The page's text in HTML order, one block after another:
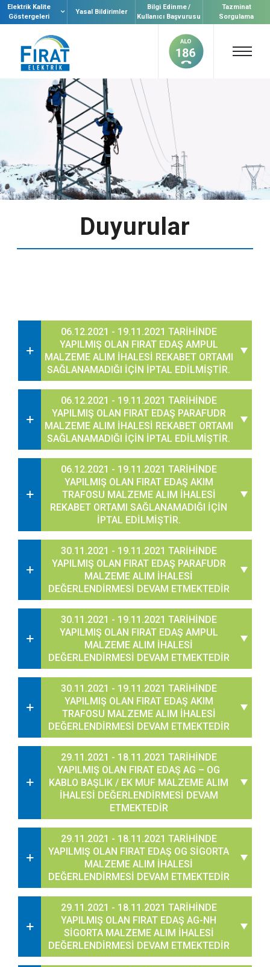
Elektrik Kalite
Göstergeleri
Yasal Bildirimler
Bilgi Edinme /
Kullanıcı Başvurusu
Tazminat
Sorgulama
Duyurular
06.12.2021 - 19.11.2021 TARİHİNDE
YAPILMIŞ OLAN FIRAT EDAŞ AMPUL
MALZEME ALIM İHALESİ REKABET ORTAMI
SAĞLANAMADIĞI İÇİN İPTAL EDİLMİŞTİR.
06.12.2021 - 19.11.2021 TARİHİNDE
YAPILMIŞ OLAN FIRAT EDAŞ PARAFUDR
MALZEME ALIM İHALESİ REKABET ORTAMI
SAĞLANAMADIĞI İÇİN İPTAL EDİLMİŞTİR.
06.12.2021 - 19.11.2021 TARİHİNDE
YAPILMIŞ OLAN FIRAT EDAŞ AKIM
TRAFOSU MALZEME ALIM İHALESİ
REKABET ORTAMI SAĞLANAMADIĞI İÇİN
İPTAL EDİLMİŞTİR.
30.11.2021 - 19.11.2021 TARİHİNDE
YAPILMIŞ OLAN FIRAT EDAŞ PARAFUDR
MALZEME ALIM İHALESİ
DEĞERLENDİRMESİ DEVAM ETMEKTEDİR
30.11.2021 - 19.11.2021 TARİHİNDE
YAPILMIŞ OLAN FIRAT EDAŞ AMPUL
MALZEME ALIM İHALESİ
DEĞERLENDİRMESİ DEVAM ETMEKTEDİR
30.11.2021 - 19.11.2021 TARİHİNDE
YAPILMIŞ OLAN FIRAT EDAŞ AKIM
TRAFOSU MALZEME ALIM İHALESİ
DEĞERLENDİRMESİ DEVAM ETMEKTEDİR
29.11.2021 - 18.11.2021 TARİHİNDE
YAPILMIŞ OLAN FIRAT EDAŞ AG – OG
KABLO BAŞLIK / EK MUF MALZEME ALIM
İHALESİ DEĞERLENDİRMESİ DEVAM
ETMEKTEDİR
29.11.2021 - 18.11.2021 TARİHİNDE
YAPILMIŞ OLAN FIRAT EDAŞ OG SİGORTA
MALZEME ALIM İHALESİ
DEĞERLENDİRMESİ DEVAM ETMEKTEDİR
29.11.2021 - 18.11.2021 TARİHİNDE
YAPILMIŞ OLAN FIRAT EDAŞ AG-NH
SİGORTA MALZEME ALIM İHALESİ
DEĞERLENDİRMESİ DEVAM ETMEKTEDİR